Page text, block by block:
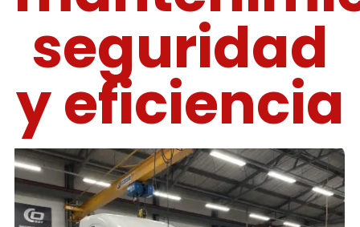
seguridad
y eficiencia